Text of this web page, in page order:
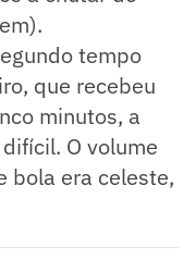
tempo
que recebeu
minutos, a
O volume
bola era celeste,